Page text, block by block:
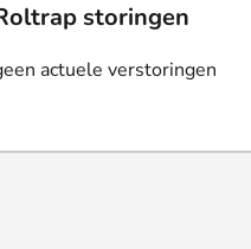
storingen
actuele verstoringen